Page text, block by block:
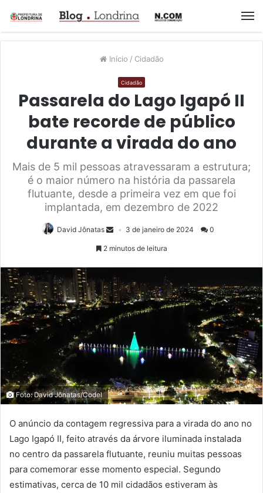
Início / Cidadão
Cidadão
Passarela do Lago Igapó II
bate recorde de público
durante a virada do ano
Mais de 5 mil pessoas atravessaram a estrutura;
é o maior número na história da passarela
flutuante, desde a primeira vez em que foi
implantada, em dezembro de 2022
David Jônatas 3 de janeiro de 2024 0
2 minutos de leitura
Foto: David Jônatas/Codel
O anúncio da contagem regressiva para a virada do ano no
Lago Igapó II, feito através da árvore iluminada instalada
no centro da passarela flutuante, reuniu muitas pessoas
para comemorar esse momento especial. Segundo
estimativas, cerca de 10 mil cidadãos estiveram às